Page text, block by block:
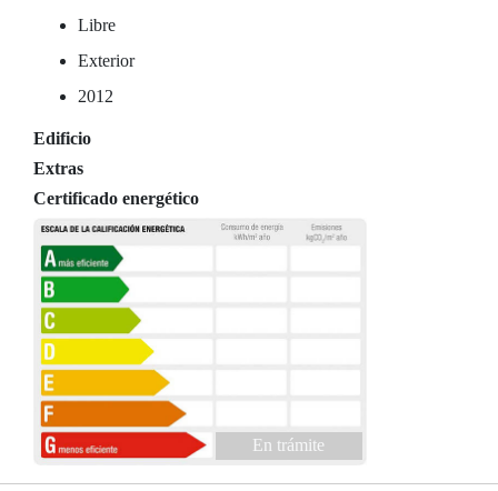
Libre
Exterior
2012
Edificio
Extras
Certificado energético
En trámite